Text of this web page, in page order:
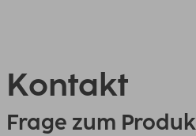
Kontakt
Frage zum